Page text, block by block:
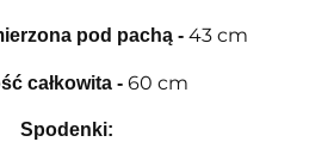
pod pachą - 43 cm
całkowita - 60 cm
Spodenki: